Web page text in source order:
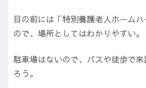
目の前には「特別養護老人ホーム
ので、場所としてはわかりやすい。
駐車場はないので、バスや徒歩で
ろう。